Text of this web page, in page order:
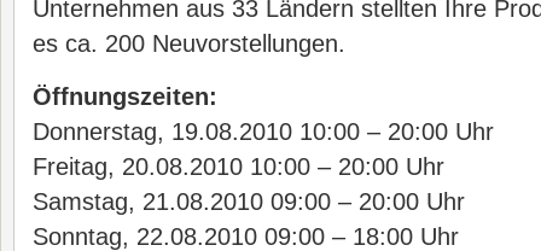
Unternehmen aus 33 Ländern stellten Ihre
es ca. 200 Neuvorstellungen.
Öffnungszeiten:
Donnerstag, 19.08.2010 10:00 – 20:00 Uhr
Freitag, 20.08.2010 10:00 – 20:00 Uhr
Samstag, 21.08.2010 09:00 – 20:00 Uhr
Sonntag, 22.08.2010 09:00 – 18:00 Uhr